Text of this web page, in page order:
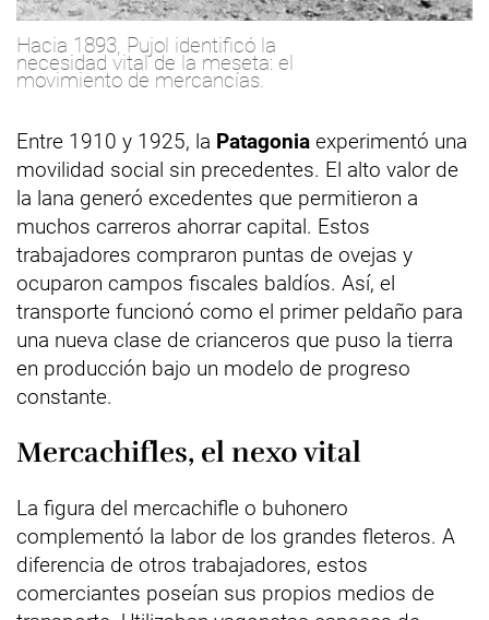
Hacia 1893, Pujol identificó la
necesidad vital de la meseta: el
movimiento de mercancías.
Entre 1910 y 1925, la Patagonia experimentó una
movilidad social sin precedentes. El alto valor de
la lana generó excedentes que permitieron a
muchos carreros ahorrar capital. Estos
trabajadores compraron puntas de ovejas y
ocuparon campos fiscales baldíos. Así, el
transporte funcionó como el primer peldaño para
una nueva clase de crianceros que puso la tierra
en producción bajo un modelo de progreso
constante.
Mercachifles, el nexo vital
La figura del mercachifle o buhonero
complementó la labor de los grandes fleteros. A
diferencia de otros trabajadores, estos
comerciantes poseían sus propios medios de